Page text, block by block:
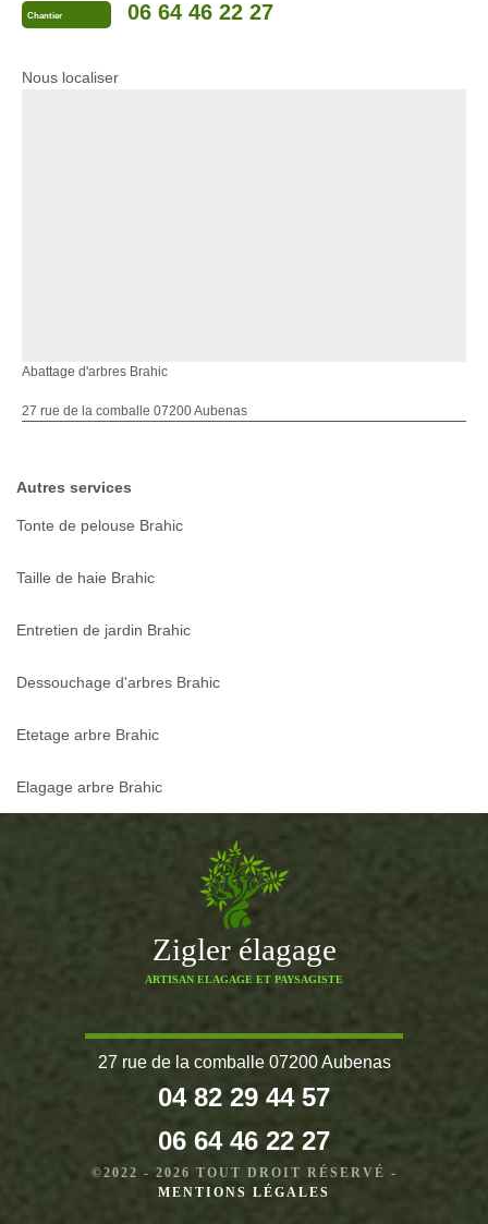
Chantier 06 64 46 22 27
Nous localiser
Abattage d'arbres Brahic
27 rue de la comballe 07200 Aubenas
Autres services
Tonte de pelouse Brahic
Taille de haie Brahic
Entretien de jardin Brahic
Dessouchage d'arbres Brahic
Etetage arbre Brahic
Elagage arbre Brahic
Zigler élagage
ARTISAN ELAGAGE ET PAYSAGISTE
27 rue de la comballe 07200 Aubenas
04 82 29 44 57
06 64 46 22 27
©2022 - 2026 TOUT DROIT RÉSERVÉ -
MENTIONS LÉGALES